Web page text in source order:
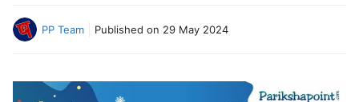
PP Team Published on 29 May 2024